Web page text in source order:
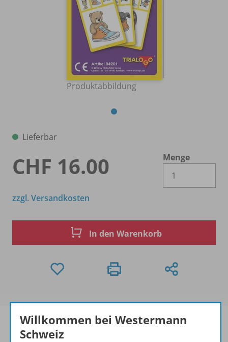
Produktabbildung
Lieferbar
CHF 16.00
Menge
zzgl. Versandkosten
In den Warenkorb
Willkommen bei Westermann
Schweiz